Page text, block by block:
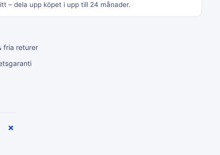
– dela upp köpet i upp till 24 månader.
fria returer
+